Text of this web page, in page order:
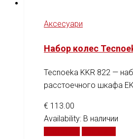
Аксесуари
Набор колес
Tecnoeka KKR 822 —
расстоечного шкафа
€ 113.00
Availability: В наличии